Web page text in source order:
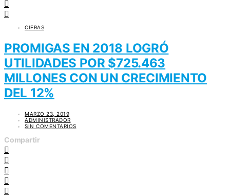
CIFRAS
PROMIGAS EN 2018 LOGRÓ
UTILIDADES POR $725.463
MILLONES CON UN CRECIMIENTO
DEL 12%
MARZO 23, 2019
ADMINISTRADOR
SIN COMENTARIOS
Compartir